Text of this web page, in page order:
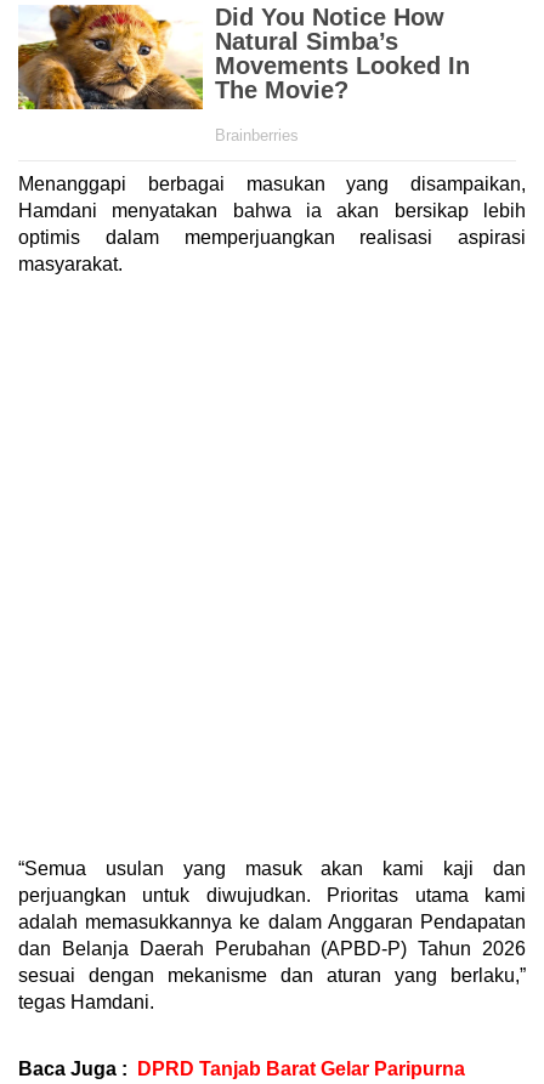
Menanggapi berbagai masukan yang disampaikan,
Hamdani menyatakan bahwa ia akan bersikap lebih
optimis dalam memperjuangkan realisasi aspirasi
masyarakat.
“Semua usulan yang masuk akan kami kaji dan
perjuangkan untuk diwujudkan. Prioritas utama kami
adalah memasukkannya ke dalam Anggaran Pendapatan
dan Belanja Daerah Perubahan (APBD-P) Tahun 2026
sesuai dengan mekanisme dan aturan yang berlaku,”
tegas Hamdani.
Baca Juga :
DPRD Tanjab Barat Gelar Paripurna